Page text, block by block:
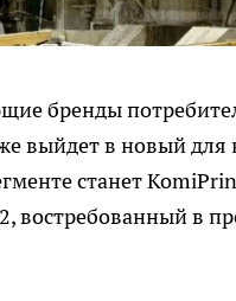
бренды
выйдет в новый
станет
востребованный в